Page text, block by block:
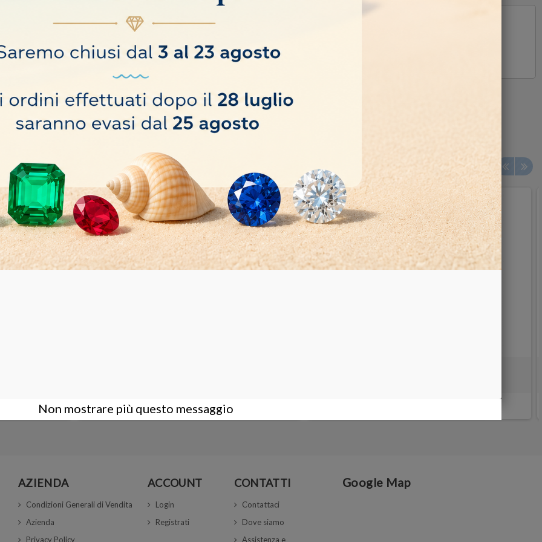
Fresa ad altissimo rendimento con possibilità di sagomare oggetti.
comprato anche:
7,50 €
AZIENDA
Condizioni Generali di Vendita
Azienda
Privacy Policy
ACCOUNT
Login
Registrati
CONTATTI
Contattaci
Dove siamo
Assistenza e
Google Map
Non mostrare più questo messaggio